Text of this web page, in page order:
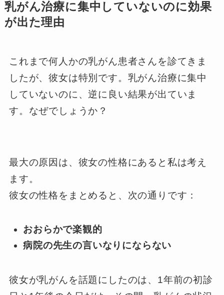
乳がん治療に集中していないのに効果
が出た理由
これまで何人かの乳がん患者さんを診てきま
したが、彼女は特別です。乳がん治療に集中
していないのに、逆に良い結果が出ていま
す。なぜでしょうか？
最大の原因は、彼女の性格にあると私は考え
ます。
彼女の性格をまとめると、次の通りです：
おおらかで楽観的
病院の先生の言いなりにならない
彼女が乳がんを話題にしたのは、1年前の初診